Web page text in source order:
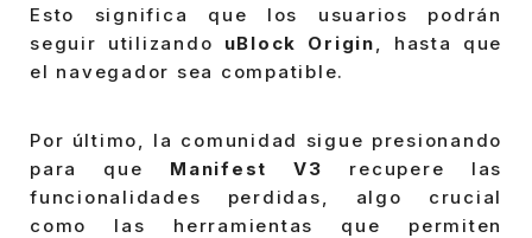
Esto significa que los usuarios podrán
seguir utilizando uBlock Origin, hasta que
el navegador sea compatible.
Por último, la comunidad sigue presionando
para que Manifest V3 recupere las
funcionalidades perdidas, algo crucial
como las herramientas que permiten